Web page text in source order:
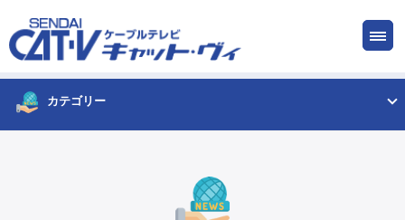
カテゴリー
お申し込み
ご検討中の方
サービス